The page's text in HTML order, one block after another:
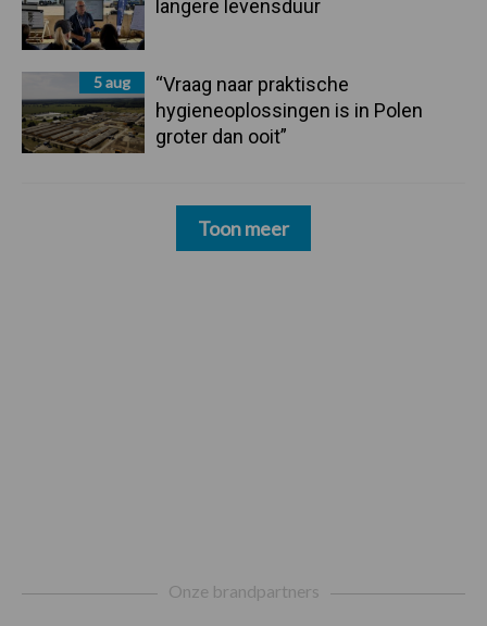
langere levensduur
5 aug
“Vraag naar praktische
hygieneoplossingen is in Polen
groter dan ooit”
Toon meer
Onze brandpartners